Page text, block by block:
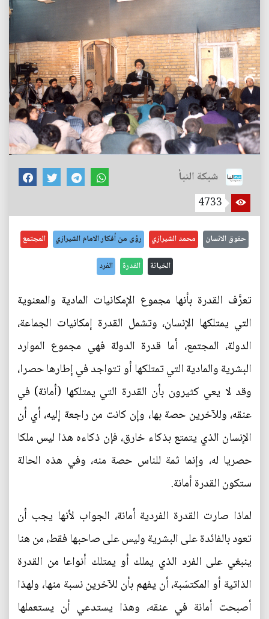
شبكة النبأ
4733
حقوق الانسان محمد الشيرازي رؤى من أفكار الامام الشيرازي المجتمع
الخيانة القدرة الفرد
تعرَّف القدرة بأنها مجموع الإمكانيات المادية والمعنوية
التي يمتلكها الإنسان، وتشمل القدرة إمكانيات الجماعة،
الدولة، المجتمع، أما قدرة الدولة فهي مجموع الموارد
البشرية والمادية التي تمتلكها أو تتواجد في إطارها حصرا،
وقد لا يعي كثيرون بأن القدرة التي يمتلكها (أمانة) في
عنقه، وللآخرين حصة بها، وإن كانت من راجعة إليه، أي أن
الإنسان الذي يتمتع بذكاء خارق، فإن ذكاءه هذا ليس ملكا
حصريا له، وإنما ثمة للناس حصة منه، وفي هذه الحالة
ستكون القدرة أمانة.
لماذا صارت القدرة الفردية أمانة، الجواب لأنها يجب أن
تعود بالفائدة على البشرية وليس على صاحبها فقط، من هنا
ينبغي على الفرد الذي يملك أو يمتلك أنواعا من القدرة
الذاتية أو المكتسَبة، أن يفهم بأن للآخرين نسبة منها، ولهذا
أصبحت أمانة في عنقه، وهذا يستدعي أن يستعملها